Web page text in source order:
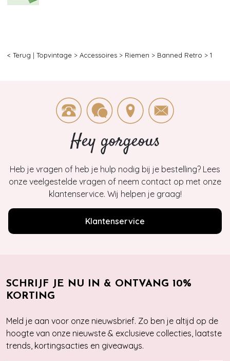
< Terug | Topvintage > Accessoires > Riemen > Banned Retro > 1
Hey gorgeous
Heb je vragen of heb je hulp nodig bij je bestelling? Lees
onze veelgestelde vragen of neem contact op met onze
klantenservice. Wij helpen je graag!
Klantenservice
SCHRIJF JE NU IN & ONTVANG 10%
KORTING
Meld je aan voor onze nieuwsbrief. Zo ben je altijd op de
hoogte van onze nieuwste & exclusieve collecties, laatste
trends, kortingsacties en giveaways.